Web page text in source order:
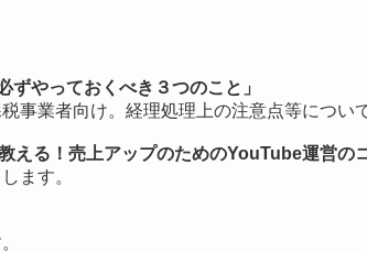
ずやっておくべき３つのこと」
事業者向け。経理処理上の注意点等につい
える！売上アップのためのYouTube運営の
ます。